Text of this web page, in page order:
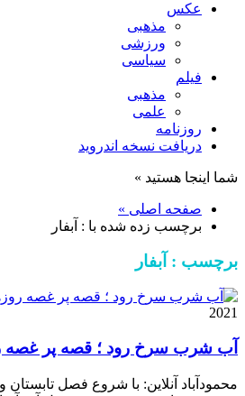
عکس
مذهبی
ورزشی
سیاسی
فیلم
مذهبی
علمی
روزنامه
دریافت نسخه اندروید
شما اینجا هستید »
صفحه اصلی »
برچسب زده شده با : آبفار
برچسب : آبفار
2021
آب شرب سرخ رود ؛ قصه پر غصه
محمودآباد آنلاین: با شروع فصل